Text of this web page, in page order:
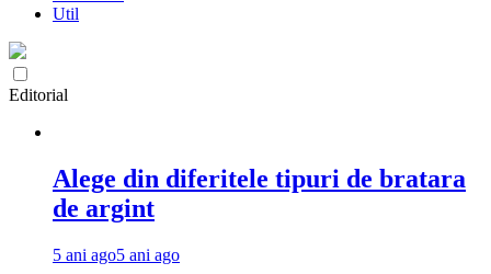
Util
Editorial
Alege din diferitele tipuri de bratara
de argint
5 ani ago5 ani ago